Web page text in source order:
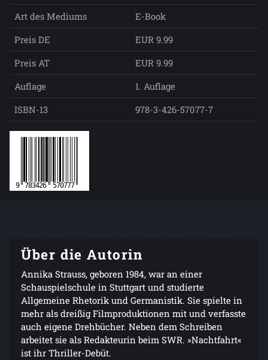
Art des Mediums
E-Book
Preis DE
EUR 9.99
Preis AT
EUR 9.99
Auflage
1. Auflage
ISBN-13
978-3-426-57077-7
Über die Autorin
Annika Strauss, geboren 1984, war an einer
Schauspielschule in Stuttgart und studierte
Allgemeine Rhetorik und Germanistik. Sie spielte in
mehr als dreißig Filmproduktionen mit und verfasste
auch eigene Drehbücher. Neben dem Schreiben
arbeitet sie als Redakteurin beim SWR. »Nachtfahrt«
ist ihr Thriller-Debüt.